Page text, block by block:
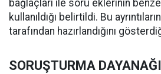
bağlaçları ile soru eklerinin
kullanıldığı belirtildi. Bu
tarafından hazırlandığını
SORUŞTURMA